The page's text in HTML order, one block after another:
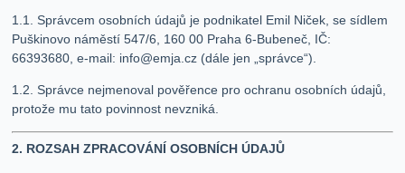
1.1. Správcem osobních údajů je podnikatel Emil Niček, se sídlem
Puškinovo náměstí 547/6, 160 00 Praha 6-Bubeneč, IČ:
66393680, e-mail: info@emja.cz (dále jen „správce“).
1.2. Správce nejmenoval pověřence pro ochranu osobních údajů,
protože mu tato povinnost nevzniká.
2. ROZSAH ZPRACOVÁNÍ OSOBNÍCH ÚDAJŮ